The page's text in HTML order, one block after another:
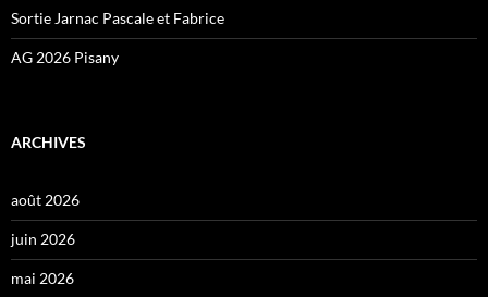
Sortie Jarnac Pascale et Fabrice
AG 2026 Pisany
ARCHIVES
août 2026
juin 2026
mai 2026